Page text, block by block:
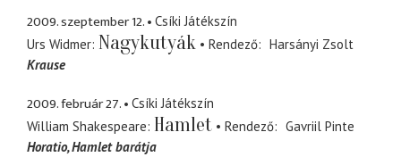
2009. szeptember 12.
Csíki Játékszín
Urs Widmer Nagykutyák Rendező
Harsányi Zsolt
Krause
2009. február 27.
Csíki Játékszín
William Shakespeare Hamlet Rendező
Gavriil Pinte
Horatio Hamlet barátja